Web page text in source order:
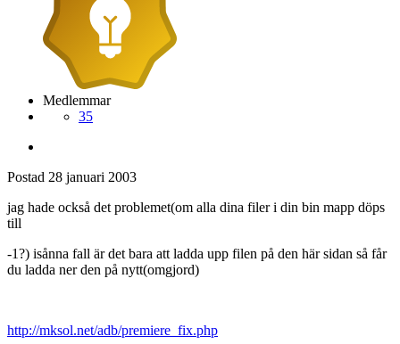
Medlemmar
35
Postad 28 januari 2003
jag hade också det problemet(om alla dina filer i din bin mapp döps
till
-1?) isånna fall är det bara att ladda upp filen på den här sidan så får
du ladda ner den på nytt(omgjord)
http://mksol.net/adb/premiere_fix.php